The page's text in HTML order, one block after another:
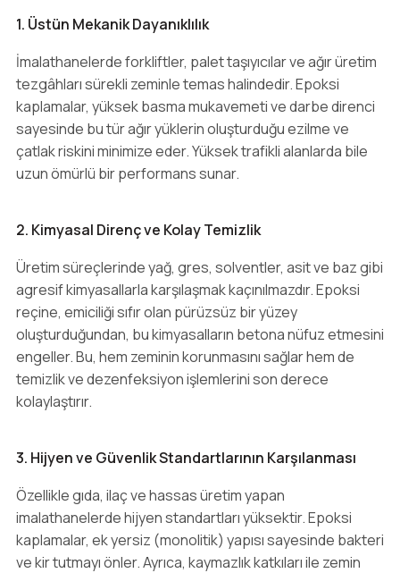
1. Üstün Mekanik Dayanıklılık
İmalathanelerde forkliftler, palet taşıyıcılar ve ağır üretim
tezgâhları sürekli zeminle temas halindedir. Epoksi
kaplamalar, yüksek basma mukavemeti ve darbe direnci
sayesinde bu tür ağır yüklerin oluşturduğu ezilme ve
çatlak riskini minimize eder. Yüksek trafikli alanlarda bile
uzun ömürlü bir performans sunar.
2. Kimyasal Direnç ve Kolay Temizlik
Üretim süreçlerinde yağ, gres, solventler, asit ve baz gibi
agresif kimyasallarla karşılaşmak kaçınılmazdır. Epoksi
reçine, emiciliği sıfır olan pürüzsüz bir yüzey
oluşturduğundan, bu kimyasalların betona nüfuz etmesini
engeller. Bu, hem zeminin korunmasını sağlar hem de
temizlik ve dezenfeksiyon işlemlerini son derece
kolaylaştırır.
3. Hijyen ve Güvenlik Standartlarının Karşılanması
Özellikle gıda, ilaç ve hassas üretim yapan
imalathanelerde hijyen standartları yüksektir. Epoksi
kaplamalar, ek yersiz (monolitik) yapısı sayesinde bakteri
ve kir tutmayı önler. Ayrıca, kaymazlık katkıları ile zemin